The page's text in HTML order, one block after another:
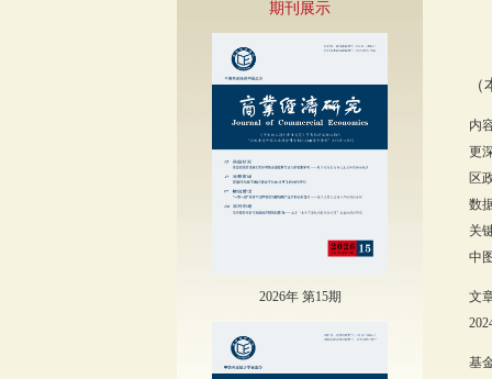
期刊展示
2026年 第15期
内
更
区
数
关
中
文
基